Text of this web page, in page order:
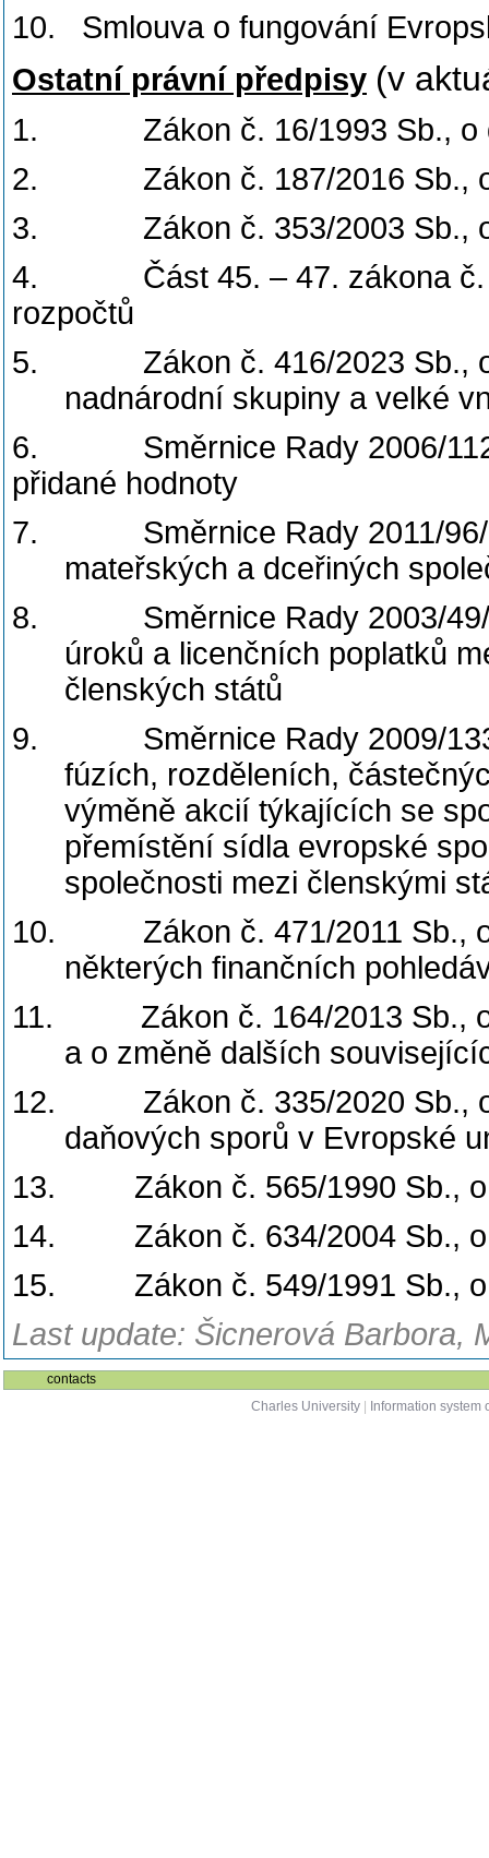
10.
Smlouva o fungování
Ostatní právní předpisy (v
1.
Zákon č. 16/1993 Sb.,
2.
Zákon č. 187/2016 Sb.,
3.
Zákon č. 353/2003 Sb.,
4.
Část 45. – 47. zákona
rozpočtů
5.
Zákon č. 416/2023 Sb.,
nadnárodní skupiny a velké
6.
Směrnice Rady 2006/
přidané hodnoty
7.
Směrnice Rady 2011/
mateřských a dceřiných
8.
Směrnice Rady 2003/
úroků a licenčních poplatků
členských států
9.
Směrnice Rady 2009/
fúzích, rozděleních,
výměně akcií týkajících se
přemístění sídla evropské
společnosti mezi členskými
10.
Zákon č. 471/2011 Sb.,
některých finančních
11.
Zákon č. 164/2013 Sb.,
a o změně dalších
12.
Zákon č. 335/2020 Sb.,
daňových sporů v Evropské
13.
Zákon č. 565/1990 Sb.,
14.
Zákon č. 634/2004 Sb.,
15.
Zákon č. 549/1991 Sb.,
Last update: Šicnerová Barbora,
contacts
Charles University
Information